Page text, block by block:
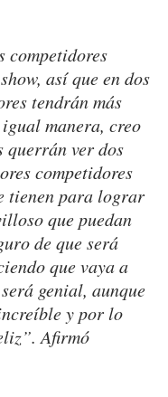
competidores
así que en dos
tendrán más
manera, creo
querrán ver dos
competidores
tienen para lograr
que puedan
de que será
que vaya a
genial, aunque
y por lo
Afirmó